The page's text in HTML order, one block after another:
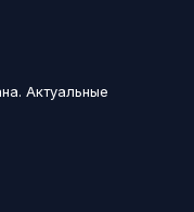
Актуальные